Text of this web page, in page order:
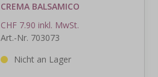
CREMA BALSAMICO
CHF 7.90 inkl. MwSt.
Art.-Nr. 703073
Nicht an Lager